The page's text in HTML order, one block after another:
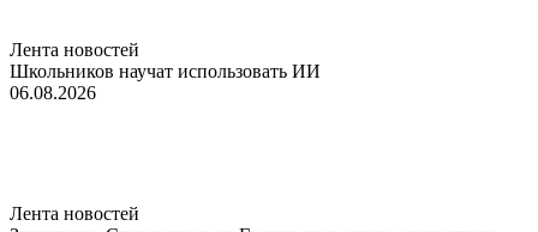
Лента новостей
Школьников научат использовать ИИ
06.08.2026
Лента новостей